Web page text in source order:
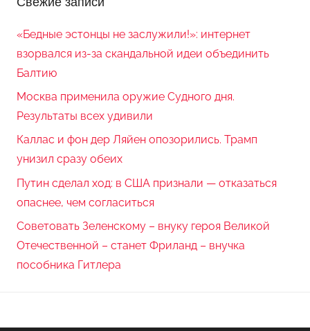
«Бедные эстонцы не заслужили!»: интернет
взорвался из-за скандальной идеи объединить
Балтию
Москва применила оружие Судного дня.
Результаты всех удивили
Каллас и фон дер Ляйен опозорились. Трамп
унизил сразу обеих
Путин сделал ход: в США признали — отказаться
опаснее, чем согласиться
Советовать Зеленскому – внуку героя Великой
Отечественной – станет Фриланд – внучка
пособника Гитлера